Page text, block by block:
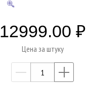
12999.00
Цена за штуку
—